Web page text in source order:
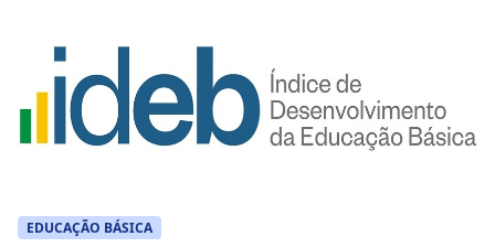
EDUCAÇÃO BÁSICA